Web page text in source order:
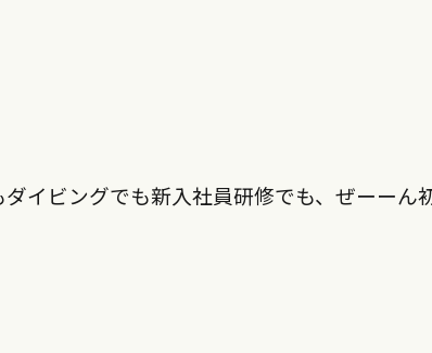
イビングでも新入社員研修でも、ぜーーん